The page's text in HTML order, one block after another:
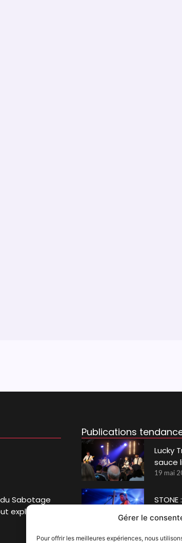
Gérer le
Pour offrir les meilleures expériences, nous
du Sabotage
exploser aux
Publications
Lucky
sauce
19 mai
2